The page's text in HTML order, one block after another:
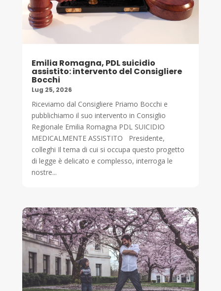
Emilia Romagna, PDL suicidio
assistito: intervento del Consigliere
Bocchi
Lug 25, 2026
Riceviamo dal Consigliere Priamo Bocchi e
pubblichiamo il suo intervento in Consiglio
Regionale Emilia Romagna PDL SUICIDIO
MEDICALMENTE ASSISTITO Presidente,
colleghi Il tema di cui si occupa questo progetto
di legge è delicato e complesso, interroga le
nostre...